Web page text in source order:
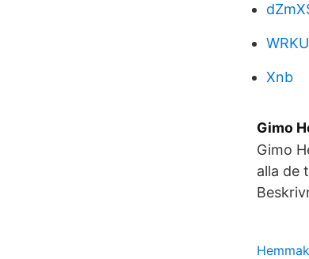
WRKU
Xnb
Gimo
Gimo
alla de